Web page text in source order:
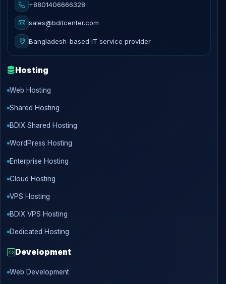
+8801406666328
sales@bditcenter.com
Bangladesh-based IT service provider
Hosting
Web Hosting
Shared Hosting
BDIX Shared Hosting
WordPress Hosting
Enterprise Hosting
Cloud Hosting
VPS Hosting
BDIX VPS Hosting
Dedicated Hosting
Development
Web Development